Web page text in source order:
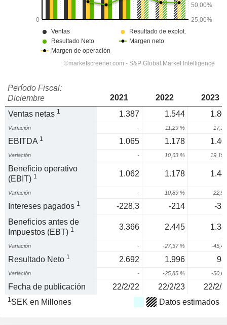
Período Fiscal:
Diciembre
2021 2022
2023
Ventas netas 1 1.387 1.544
Variación - 11,29 % 17,1
EBITDA 1 1.065 1.178
Variación - 10,63 % 19,19
Beneficio operativo
(EBIT) 1 1.062 1.178
Variación - 10,89 % 22,5
Intereses pagados 1 -228,3 -214
-
Beneficios antes de
Impuestos (EBT) 1 3.366 2.445
Variación - -27,37 % -45,4
Resultado Neto 1 2.692 1.996
Variación - -25,85 % -50,6
Fecha de publicación 22/2/22 22/2/23 22/2/
1SEK en Millones Datos estimados